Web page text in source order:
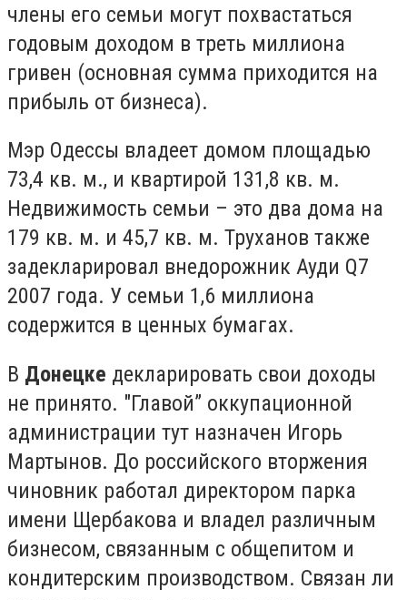
члены его семьи могут похвастаться
годовым доходом в треть миллиона
гривен (основная сумма приходится на
прибыль от бизнеса).
Мэр Одессы владеет домом площадью
73,4 кв. м., и квартирой 131,8 кв. м.
Недвижимость семьи – это два дома на
179 кв. м. и 45,7 кв. м. Труханов также
задекларировал внедорожник Ауди Q7
2007 года. У семьи 1,6 миллиона
содержится в ценных бумагах.
В Донецке декларировать свои доходы
не принято. "Главой” оккупационной
администрации тут назначен Игорь
Мартынов. До российского вторжения
чиновник работал директором парка
имени Щербакова и владел различным
бизнесом, связанным с общепитом и
кондитерским производством. Связан ли